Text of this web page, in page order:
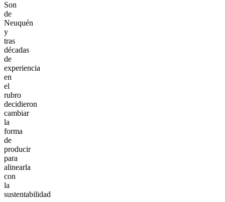
Son
de
Neuquén
y
tras
décadas
de
experiencia
en
el
rubro
decidieron
cambiar
la
forma
de
producir
para
alinearla
con
la
sustentabilidad